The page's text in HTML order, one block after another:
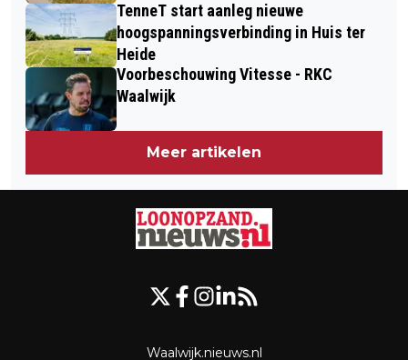
TenneT start aanleg nieuwe
hoogspanningsverbinding in Huis ter
Heide
Voorbeschouwing Vitesse - RKC
Waalwijk
Meer artikelen
Waalwijk.nieuws.nl